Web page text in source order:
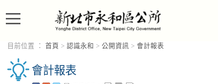
目前位置 ： 首頁 > 認識永和 > 公開資訊 > 會計報表
會計報表